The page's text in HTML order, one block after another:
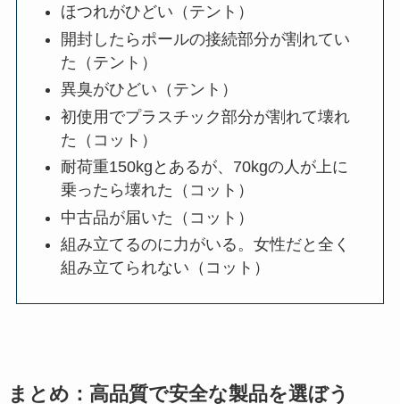
ほつれがひどい（テント）
開封したらポールの接続部分が割れてい
た（テント）
異臭がひどい（テント）
初使用でプラスチック部分が割れて壊れ
た（コット）
耐荷重150kgとあるが、70kgの人が上に
乗ったら壊れた（コット）
中古品が届いた（コット）
組み立てるのに力がいる。女性だと全く
組み立てられない（コット）
まとめ：高品質で安全な製品を選ぼう